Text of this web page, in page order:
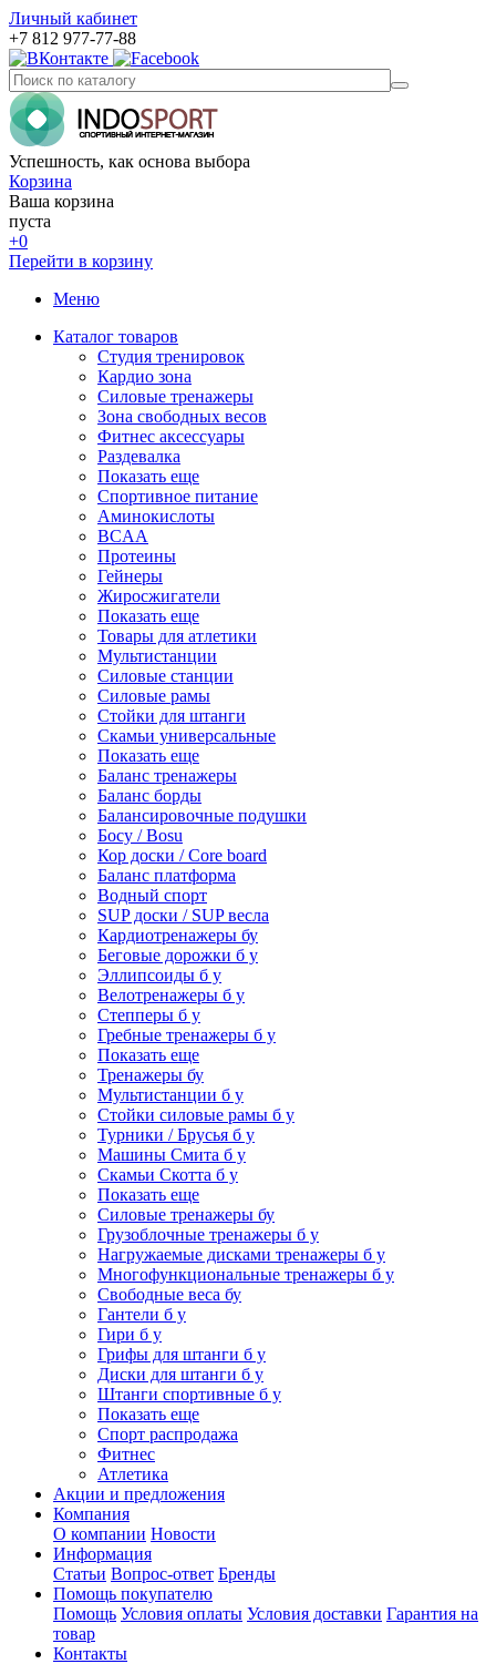
Личный кабинет
+7 812 977-77-88
Успешность, как основа выбора
Корзина
Ваша корзина
пуста
+0
Перейти в корзину
Меню
Каталог товаров
Студия тренировок
Кардио зона
Силовые тренажеры
Зона свободных весов
Фитнес аксессуары
Раздевалка
Показать еще
Спортивное питание
Аминокислоты
BCAA
Протеины
Гейнеры
Жиросжигатели
Показать еще
Товары для атлетики
Мультистанции
Силовые станции
Силовые рамы
Стойки для штанги
Скамьи универсальные
Показать еще
Баланс тренажеры
Баланс борды
Балансировочные подушки
Босу / Bosu
Кор доски / Core board
Баланс платформа
Водный спорт
SUP доски / SUP весла
Кардиотренажеры бу
Беговые дорожки б у
Эллипсоиды б у
Велотренажеры б у
Степперы б у
Гребные тренажеры б у
Показать еще
Тренажеры бу
Мультистанции б у
Стойки силовые рамы б у
Турники / Брусья б у
Машины Смита б у
Скамьи Скотта б у
Показать еще
Силовые тренажеры бу
Грузоблочные тренажеры б у
Нагружаемые дисками тренажеры б у
Многофункциональные тренажеры б у
Свободные веса бу
Гантели б у
Гири б у
Грифы для штанги б у
Диски для штанги б у
Штанги спортивные б у
Показать еще
Спорт распродажа
Фитнес
Атлетика
Акции и предложения
Компания
О компании Новости
Информация
Статьи Вопрос-ответ Бренды
Помощь покупателю
Помощь Условия оплаты Условия доставки Гарантия на
товар
Контакты